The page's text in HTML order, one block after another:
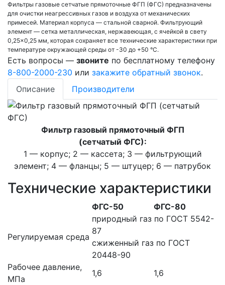
Фильтры газовые сетчатые прямоточные ФГП (ФГС) предназначены
для очистки неагрессивных газов и воздуха от механических
примесей. Материал корпуса — стальной сварной. Фильтрующий
элемент — сетка металлическая, нержавеющая, с ячейкой в свету
0,25×0,25 мм, которая сохраняет все технические характеристики при
температуре окружающей среды от -30 до +50 °С.
Есть вопросы — звоните по бесплатному телефону
8-800-2000-230 или закажите обратный звонок.
Описание
Производители
Фильтр газовый прямоточный ФГП
(сетчатый ФГС):
1 — корпус; 2 — кассета; 3 — фильтрующий
элемент; 4 — фланцы; 5 — штуцер; 6 — патрубок
Технические характеристики
ФГС-50 ФГС-80
Регулируемая среда
природный газ по ГОСТ 5542-
87
сжиженный газ по ГОСТ
20448-90
Рабочее давление,
МПа
1,6 1,6